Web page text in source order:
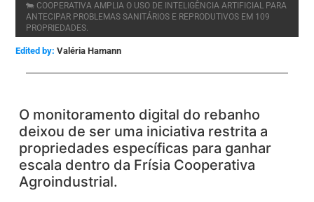
🐄 COOPERATIVA AMPLIA O USO DE INTELIGÊNCIA ARTIFICIAL PARA
ANTECIPAR PROBLEMAS SANITÁRIOS E REPRODUTIVOS EM 109
PROPRIEDADES.
Edited by: Valéria Hamann
O monitoramento digital do rebanho
deixou de ser uma iniciativa restrita a
propriedades específicas para ganhar
escala dentro da Frísia Cooperativa
Agroindustrial.